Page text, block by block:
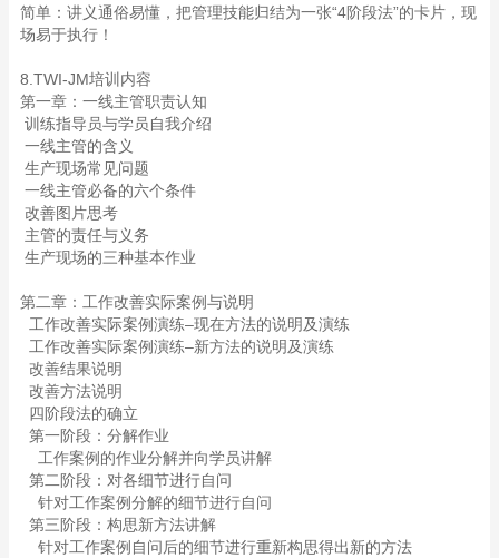
简单：讲义通俗易懂，把管理技能归结为一张“4阶段法”的卡片，现
场易于执行！
8.TWI-JM培训内容
第一章：一线主管职责认知
训练指导员与学员自我介绍
一线主管的含义
生产现场常见问题
一线主管必备的六个条件
改善图片思考
主管的责任与义务
生产现场的三种基本作业
第二章：工作改善实际案例与说明
工作改善实际案例演练–现在方法的说明及演练
工作改善实际案例演练–新方法的说明及演练
改善结果说明
改善方法说明
四阶段法的确立
第一阶段：分解作业
工作案例的作业分解并向学员讲解
第二阶段：对各细节进行自问
针对工作案例分解的细节进行自问
第三阶段：构思新方法讲解
针对工作案例自问后的细节进行重新构思得出新的方法